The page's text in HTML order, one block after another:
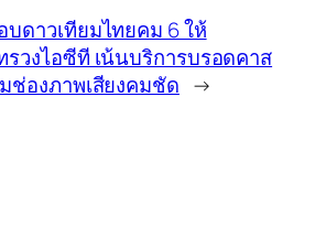
บดาวเทียมไทยคม 6 ให้
รวงไอซีที เน้นบริการบรอดคาส
ช่องภาพเสียงคมชัด →